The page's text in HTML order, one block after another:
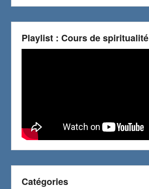
Playlist : Cours de spiritualité
Catégories